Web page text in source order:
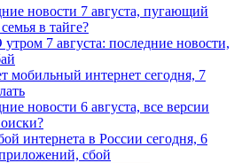
новости 7 августа, пугающий
в тайге?
7 августа: последние новости,
мобильный интернет сегодня, 7
новости 6 августа, все версии
интернета в России сегодня, 6
сбой